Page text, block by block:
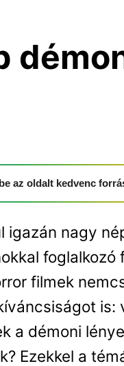
az oldalt kedvenc
igazán nagy
foglalkozó
filmek
a démoni
Ezekkel a